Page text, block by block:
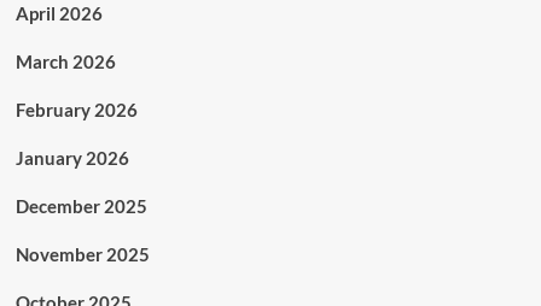
April 2026
March 2026
February 2026
January 2026
December 2025
November 2025